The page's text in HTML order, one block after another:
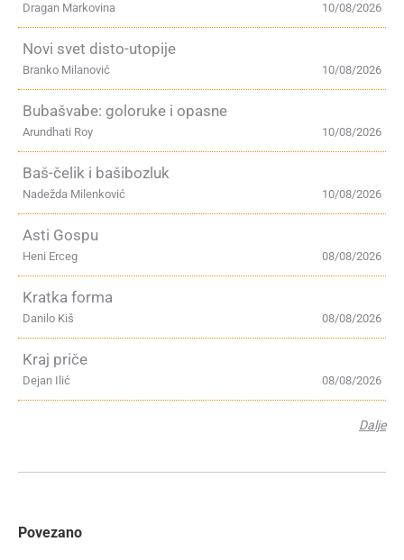
10/08/2026
Dragan Markovina
Novi svet disto-utopije
10/08/2026
Branko Milanović
Bubašvabe: goloruke i opasne
10/08/2026
Arundhati Roy
Baš-čelik i bašibozluk
10/08/2026
Nadežda Milenković
Asti Gospu
08/08/2026
Heni Erceg
Kratka forma
08/08/2026
Danilo Kiš
Kraj priče
08/08/2026
Dejan Ilić
Dalje
Povezano